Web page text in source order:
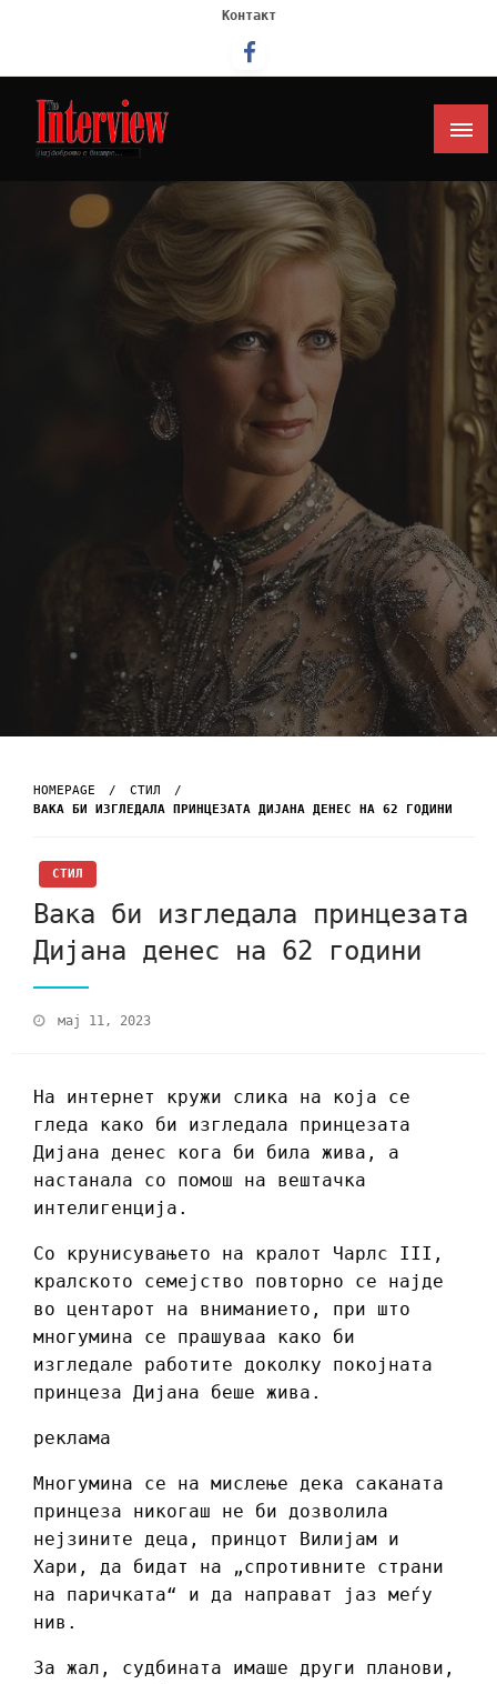
Контакт
Интервју
HOMEPAGE
СТИЛ
ВАКА БИ ИЗГЛЕДАЛА ПРИНЦЕЗАТА ДИЈАНА ДЕНЕС НА 62 ГОДИНИ
СТИЛ
Вака би изгледала принцезата
Дијана денес на 62 години
мај 11, 2023
На интернет кружи слика на која се
гледа како би изгледала принцезата
Дијана денес кога би била жива, а
настанала со помош на вештачка
интелигенција.
Со крунисувањето на кралот Чарлс III,
кралското семејство повторно се најде
во центарот на вниманието, при што
многумина се прашуваа како би
изгледале работите доколку покојната
принцеза Дијана беше жива.
реклама
Многумина се на мислење дека саканата
принцеза никогаш не би дозволила
нејзините деца, принцот Вилијам и
Хари, да бидат на „спротивните страни
на паричката“ и да направат јаз меѓу
нив.
За жал, судбината имаше други планови,